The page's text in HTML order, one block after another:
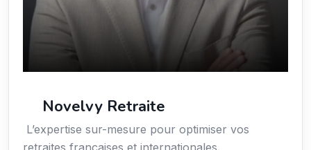
Novelvy Retraite
L’expertise sur-mesure pour optimiser vos